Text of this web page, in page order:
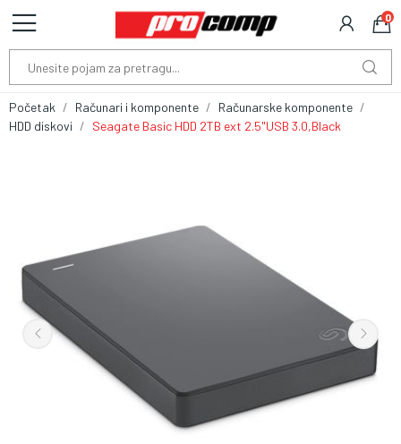
0
Početak Računari i komponente
Računarske komponente
HDD diskovi
Seagate Basic HDD 2TB ext 2.5"USB 3.0,Black